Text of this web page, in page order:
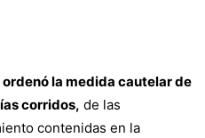
ordenó la medida cautelar de
corridos, de las
contenidas en la